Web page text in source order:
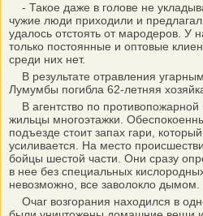
- Такое даже в голове не
чужие люди приходили и
удалось отстоять от мародеров. У
только постоянные и оптовые
среди них нет.
В результате отравления
Лумумбы погибла 62-летняя
В агентство по противопожарной
жильцы многоэтажки.
подъезде стоит запах гари,
усиливается. На место
бойцы шестой части. Они сразу
в нее без специальных
невозможно, все заволокло дымом.
Очаг возгорания находился в